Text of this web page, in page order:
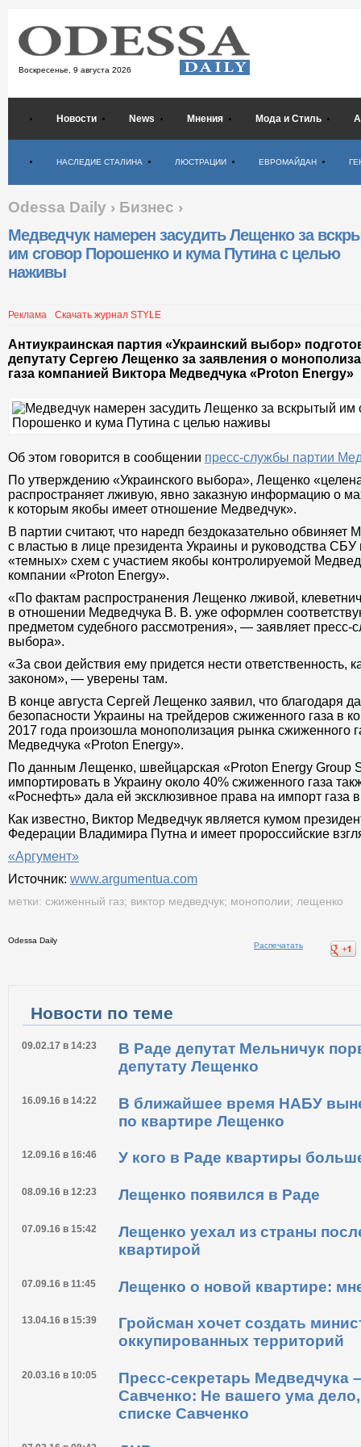
Воскресенье, 9 августа 2026
Новости News Мнения Мода и Стиль
НАСЛЕДИЕ СТАЛИНА ЛЮСТРАЦИИ ЕВРОМАЙДАН
Odessa Daily › Бизнес ›
Медведчук намерен засудить Лещенко за
им сговор Порошенко и кума Путина с целью
наживы
Реклама Скачать журнал STYLE
Антиукраинская партия «Украинский выбор»
депутату Сергею Лещенко за заявления о
газа компанией Виктора Медведчука «Proton Energy»
Об этом говорится в сообщении пресс-службы партии
По утверждению «Украинского выбора», Лещенко
распространяет лживую, явно заказную информацию о
к которым якобы имеет отношение Медведчук».
В партии считают, что наредп бездоказательно обвиняет
с властью в лице президента Украины и руководства СБУ
«темных» схем с участием якобы контролируемой
компании «Proton Energy».
«По фактам распространения Лещенко лживой,
в отношении Медведчука В. В. уже оформлен
предметом судебного рассмотрения», — заявляет пресс-
выбора».
«За свои действия ему придется нести ответственность,
законом», — уверены там.
В конце августа Сергей Лещенко заявил, что благодаря
безопасности Украины на трейдеров сжиженного газа в
2017 года произошла монополизация рынка сжиженного
Медведчука «Proton Energy».
По данным Лещенко, швейцарская «Proton Energy Group
импортировать в Украину около 40% сжиженного газа
«Роснефть» дала ей эксклюзивное права на импорт газа в
Как известно, Виктор Медведчук является кумом
Федерации Владимира Путна и имеет пророссийские
«Аргумент»
Источник: www.argumentua.com
метки: сжиженный газ; виктор медведчук; монополии; лещенко
Odessa Daily
Новости по теме
09.02.17 в 14:23
В Раде депутат Мельничук
депутату Лещенко
16.09.16 в 14:22
В ближайшее время НАБУ
по квартире Лещенко
У кого в Раде квартиры
Лещенко появился в Раде
07.09.16 в 15:42
Лещенко уехал из страны
квартирой
Лещенко о новой квартире:
13.04.16 в 15:39
Гройсман хочет создать
оккупированных территорий